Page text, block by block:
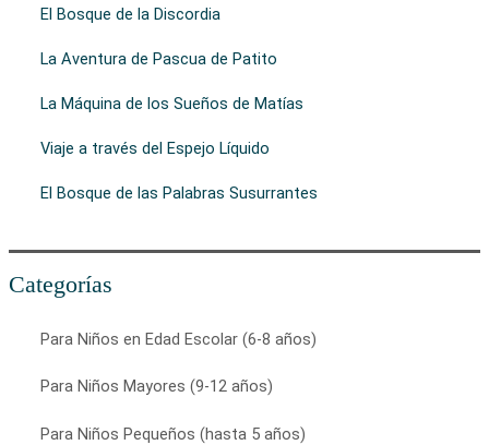
El Bosque de la Discordia
La Aventura de Pascua de Patito
La Máquina de los Sueños de Matías
Viaje a través del Espejo Líquido
El Bosque de las Palabras Susurrantes
Categorías
Para Niños en Edad Escolar (6-8 años)
Para Niños Mayores (9-12 años)
Para Niños Pequeños (hasta 5 años)